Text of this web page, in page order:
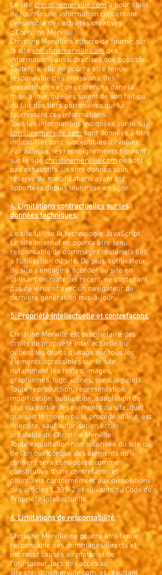
Le sitechristinemerville.com a pour objet
de fournir une information concernant
l’ensemble des activités créatives
d’Christine Merville.
Christine Merville s’efforce de fournir sur
le sitechristinemerville.comdes
informations aussi précises que possible.
Toutefois, elle ne pourra être tenue
responsable des omissions, des
inexactitudes et des carences dans la
mise à jour, qu’elles soient de son fait ou
du fait des tiers partenaires qui lui
fournissent ces informations.
Tous les informations indiquées sur le site
christinemerville.comsont données à titre
indicatif, et sont susceptibles d’évoluer.
Par ailleurs, les renseignements figurant
sur le sitechristinemerville.comne sont
pas exhaustifs. Ils sont donnés sous
réserve de modifications ayant été
apportées depuis leur mise en ligne.
4. Limitations contractuelles sur les
données techniques.
Le site utilise la technologie JavaScript.
Le site Internet ne pourra être tenu
responsable de dommages matériels liés
à l’utilisation du site. De plus, l’utilisateur
du site s’engage à accéder au site en
utilisant un matériel récent, ne contenant
pas de virus et avec un navigateur de
dernière génération mis-à-jour.
5. Propriété intellectuelle et contrefaçons.
Christine Merville est propriétaire des
droits de propriété intellectuelle ou
détient les droits d’usage sur tous les
éléments accessibles sur le site,
notamment les textes, images,
graphismes, logo, icônes, sons, logiciels.
Toute reproduction, représentation,
modification, publication, adaptation de
tout ou partie des éléments du site, quel
que soit le moyen ou le procédé utilisé, est
interdite, sauf autorisation écrite
préalable de Christine Merville.
Toute exploitation non autorisée du site ou
de l’un quelconque des éléments qu’il
contient sera considérée comme
constitutive d’une contrefaçon et
poursuivie conformément aux dispositions
des articles L.335-2 et suivants du Code de
Propriété Intellectuelle.
6. Limitations de responsabilité.
Christine Merville ne pourra être tenue
responsable des dommages directs et
indirects causés au matériel de
l’utilisateur, lors de l’accès au
sitechristinemerville.com, et résultant